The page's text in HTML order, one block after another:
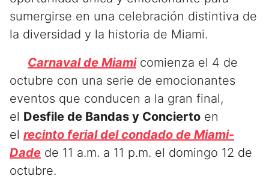
sumergirse en una celebración distintiva de
la diversidad y la historia de Miami.
Carnaval de Miamicomienza el 4 de
octubre con una serie de emocionantes
eventos que conducen a la gran final,
el Desfile de Bandas y Concierto en
el recinto ferial del condado de Miami-
Dade de 11 a.m. a 11 p.m. el domingo 12 de
octubre.